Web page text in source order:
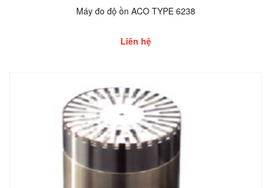
Máy đo độ ồn ACO TYPE 6238
Liên hệ